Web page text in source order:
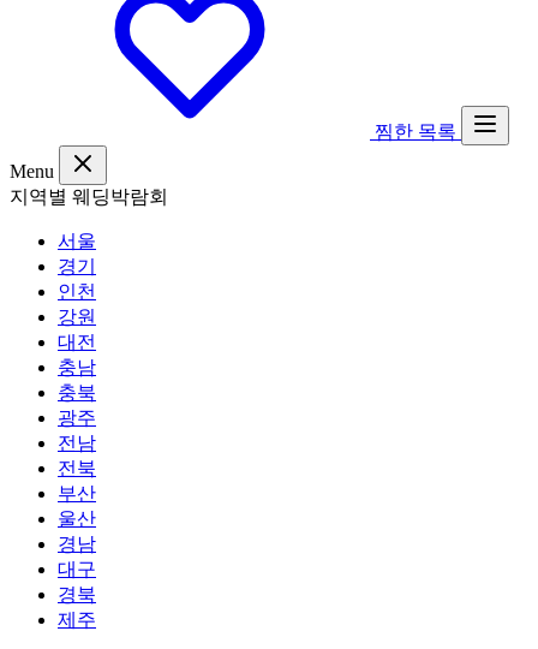
찜한 목록
Menu
지역별 웨딩박람회
서울
경기
인천
강원
대전
충남
충북
광주
전남
전북
부산
울산
경남
대구
경북
제주